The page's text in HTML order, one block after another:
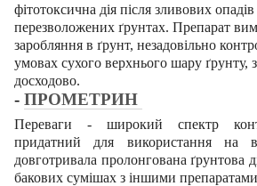
фітотоксична дія після зливових
перезволожених ґрунтах. Препарат
заробляння в ґрунт, незадовільно
умовах сухого верхнього шару ґрунту,
досходово.
- ПРОМЕТРИН
Переваги - широкий спектр
придатний для використання на
довготривала пролонгована ґрунтова
бакових сумішах з іншими